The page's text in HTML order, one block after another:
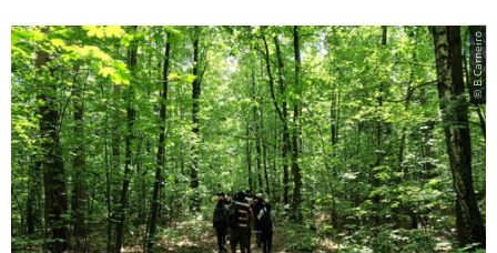
© B.Carneiro